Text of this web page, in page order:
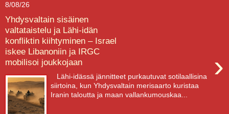
8/08/26
Yhdysvaltain sisäinen
valtataistelu ja Lähi-idän
konfliktin kiihtyminen – Israel
iskee Libanoniin ja IRGC
mobilisoi joukkojaan
›
Lähi-idässä jännitteet purkautuvat sotilaallisina
siirtoina, kun Yhdysvaltain merisaarto kuristaa
Iranin taloutta ja maan vallankumouskaa...